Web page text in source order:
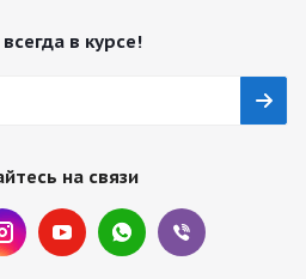
в курсе!
на связи